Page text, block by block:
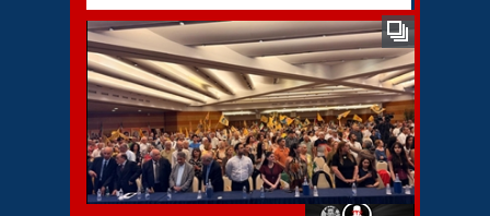
با یاد مجاهد شهید عبدالکریم
باخویش